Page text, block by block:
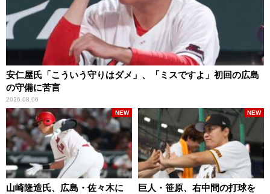
安仁屋氏「こういう守りはダメ」、「ミスですよ」初回の広島
の守備に苦言
2026.08.06
山崎隆造氏、広島・佐々木に
NEW
巨人・笹原、右中間の打球を
NEW